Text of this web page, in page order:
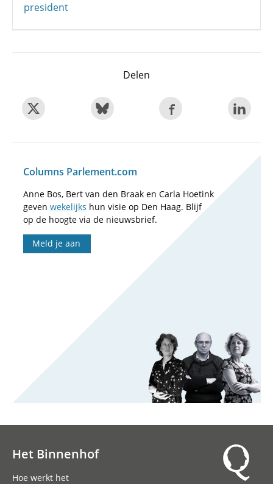
president
Delen
Columns Parlement.com
Anne Bos, Bert van den Braak en Carla Hoetink
geven wekelijks hun visie op Den Haag. Blijf
op de hoogte via de nieuwsbrief.
Meld je aan
Het Binnenhof
Hoe werkt het